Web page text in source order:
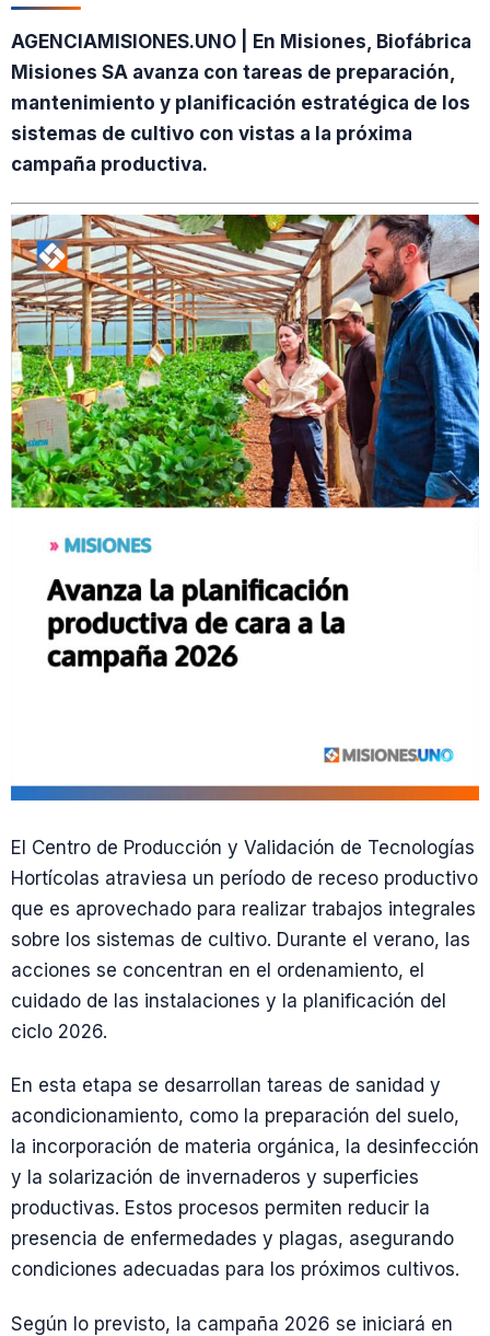
AGENCIAMISIONES.UNO | En Misiones, Biofábrica
Misiones SA avanza con tareas de preparación,
mantenimiento y planificación estratégica de los
sistemas de cultivo con vistas a la próxima
campaña productiva.
El Centro de Producción y Validación de Tecnologías
Hortícolas atraviesa un período de receso productivo
que es aprovechado para realizar trabajos integrales
sobre los sistemas de cultivo. Durante el verano, las
acciones se concentran en el ordenamiento, el
cuidado de las instalaciones y la planificación del
ciclo 2026.
En esta etapa se desarrollan tareas de sanidad y
acondicionamiento, como la preparación del suelo,
la incorporación de materia orgánica, la desinfección
y la solarización de invernaderos y superficies
productivas. Estos procesos permiten reducir la
presencia de enfermedades y plagas, asegurando
condiciones adecuadas para los próximos cultivos.
Según lo previsto, la campaña 2026 se iniciará en